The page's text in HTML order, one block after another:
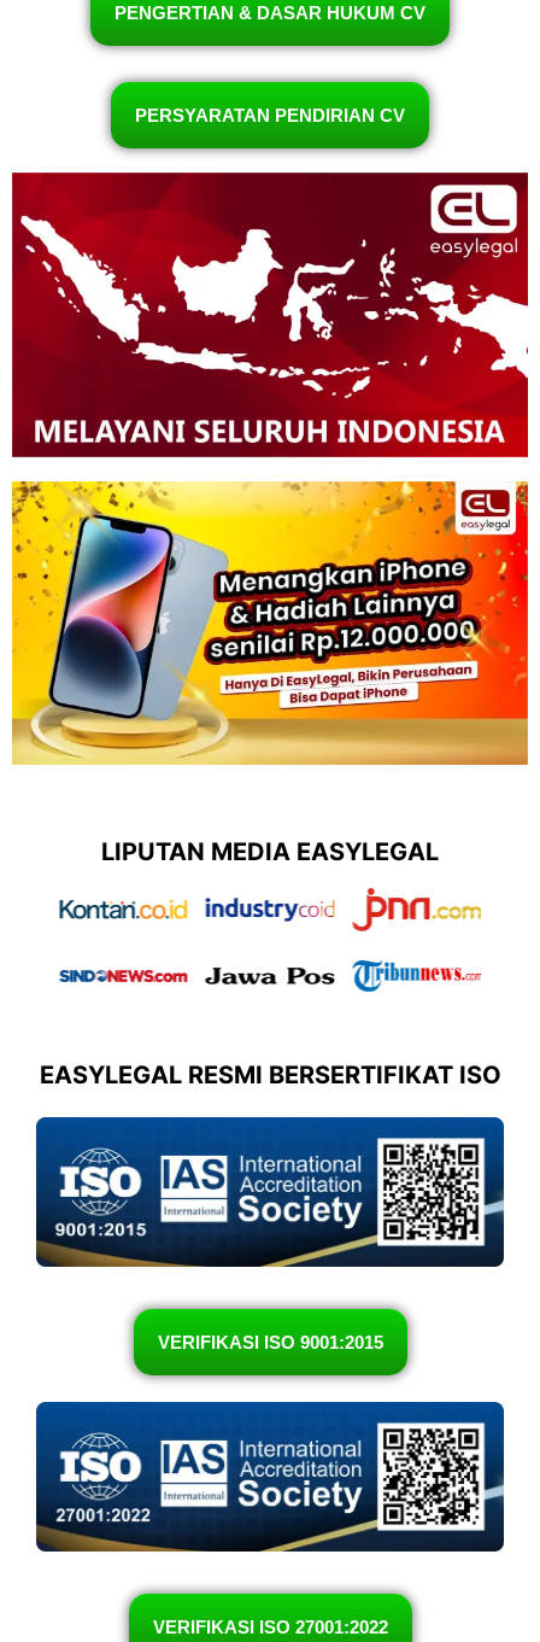
PENGERTIAN & DASAR HUKUM CV
PERSYARATAN PENDIRIAN CV
LIPUTAN MEDIA EASYLEGAL
EASYLEGAL RESMI BERSERTIFIKAT ISO
VERIFIKASI ISO 9001:2015
VERIFIKASI ISO 27001:2022